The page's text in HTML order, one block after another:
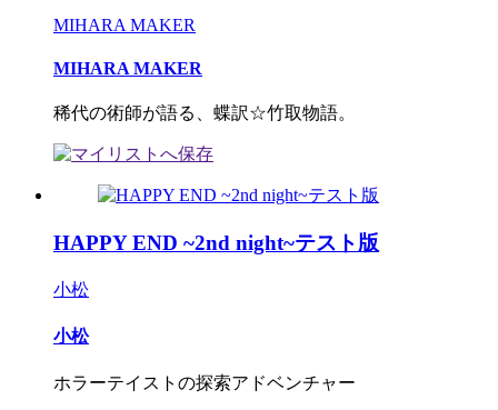
MIHARA MAKER
MIHARA MAKER
稀代の術師が語る、蝶訳☆竹取物語。
HAPPY END ~2nd night~テスト版
小松
小松
ホラーテイストの探索アドベンチャー